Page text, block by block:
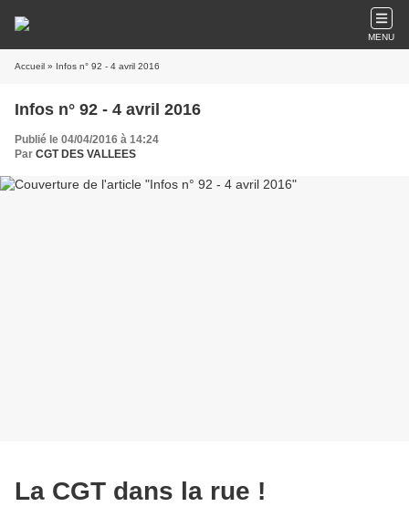
MENU
Accueil » Infos n° 92 - 4 avril 2016
Infos n° 92 - 4 avril 2016
Publié le 04/04/2016 à 14:24
Par CGT DES VALLEES
La CGT dans la rue !